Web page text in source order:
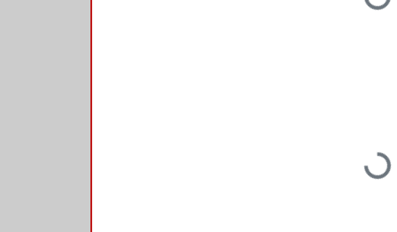
Loading...
Loading...